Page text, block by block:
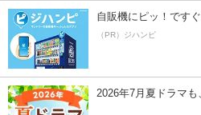
自販機にピッ！です
（PR）ジハンピ
2026年7月夏ドラマ